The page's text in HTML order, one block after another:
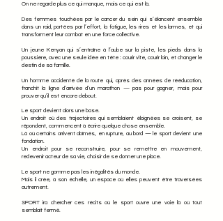
On ne regarde plus ce qui manque, mais ce qui est là.
Des femmes touchées par le cancer du sein qui s’élancent ensemble
dans un raid, portées par l’effort, la fatigue, les rires et les larmes, et qui
transforment leur combat en une force collective.
Un jeune Kenyan qui s’entraîne à l’aube sur la piste, les pieds dans la
poussière, avec une seule idée en tête : courir vite, courir loin, et changer le
destin de sa famille.
Un homme accidenté de la route qui, après des années de rééducation,
franchit la ligne d’arrivée d’un marathon — pas pour gagner, mais pour
prouver qu’il est encore debout.
Le sport devient alors une base.
Un endroit où des trajectoires qui semblaient éloignées se croisent, se
répondent, commencent à écrire quelque chose ensemble.
Là où certains arrivent abîmés, en rupture, au bord — le sport devient une
fondation.
Un endroit pour se reconstruire, pour se remettre en mouvement,
redevenir acteur de sa vie, choisir de se donner une place.
Le sport ne gomme pas les inégalités du monde.
Mais il crée, à son échelle, un espace où elles peuvent être traversées
autrement.
SPORT ira chercher ces récits où le sport ouvre une voie là où tout
semblait fermé.